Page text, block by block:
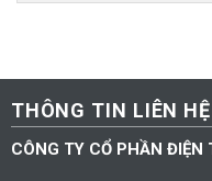
THÔNG TIN LIÊN HỆ
CÔNG TY CỔ PHẦN